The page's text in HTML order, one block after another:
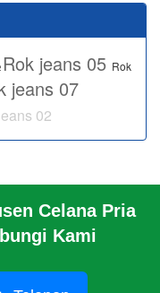
Celana Pria
Kami
Rok jeans 05 Rok
jeans 07
02